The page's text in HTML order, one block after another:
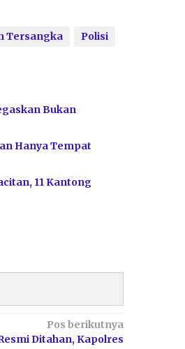
Tersangka
Polisi
Bukan
Hanya Tempat
11 Kantong
Pos berikutnya
Ditahan, Kapolres